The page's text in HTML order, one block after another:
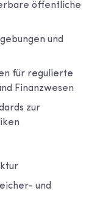
öffentliche
und
für regulierte
Finanzwesen
zur
und